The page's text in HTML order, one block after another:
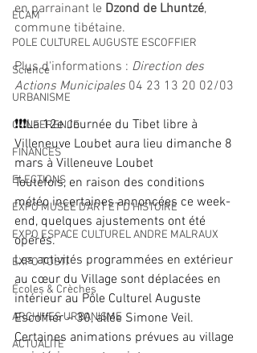
ECAM
POLE CULTUREL AUGUSTE ESCOFFIER
Science
URBANISME
CONFERENCE
FINANCES
ELECTIONS
EXPO MUSEE D'ART ET D'HISTOIRE
EXPO ESPACE CULTUREL ANDRE MALRAUX
EXPO TOSTI
Écoles & Crèches
ARCHIVES URBANISME
ACTUALITÉ
en parrainant le Dzond de Lhuntzé,
commune tibétaine.
Plus d'informations : Direction des
Actions Municipales 04 23 13 20 02/03
❗❗❗La 12e Journée du Tibet libre à
Villeneuve Loubet aura lieu dimanche 8
mars à Villeneuve Loubet
Toutefois, en raison des conditions
météo incertaines annoncées ce week-
end, quelques ajustements ont été
opérés.
Les activités programmées en extérieur
au cœur du Village sont déplacées en
intérieur au Pôle Culturel Auguste
Escoffier – 30, allée Simone Veil.
Certaines animations prévues au village